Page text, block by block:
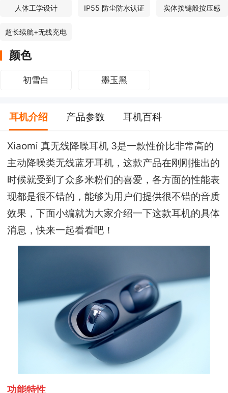
人体工学设计 IP55 防尘防水认证 实体按键般按压感
超长续航+无线充电
颜色
初雪白 墨玉黑
耳机介绍 产品参数 耳机百科
Xiaomi 真无线降噪耳机 3是一款性价比非常高的
主动降噪类无线蓝牙耳机，这款产品在刚刚推出的
时候就受到了众多米粉们的喜爱，各方面的性能表
现都是很不错的，能够为用户们提供很不错的音质
效果，下面小编就为大家介绍一下这款耳机的具体
消息，快来一起看看吧！
功能特性